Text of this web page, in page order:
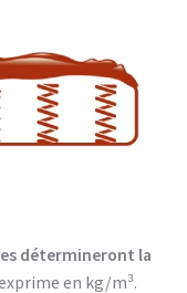
détermineront la
en kg/m³.